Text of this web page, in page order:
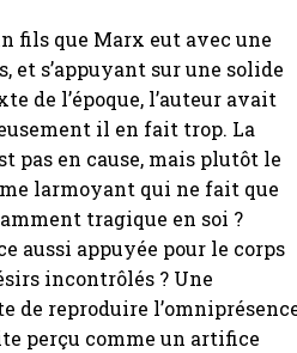
fils que Marx eut avec une
et s’appuyant sur une solide
de l’époque, l’auteur avait
il en fait trop. La
pas en cause, mais plutôt le
larmoyant qui ne fait que
tragique en soi ?
aussi appuyée pour le corps
incontrôlés ? Une
de reproduire
perçu comme un artifice